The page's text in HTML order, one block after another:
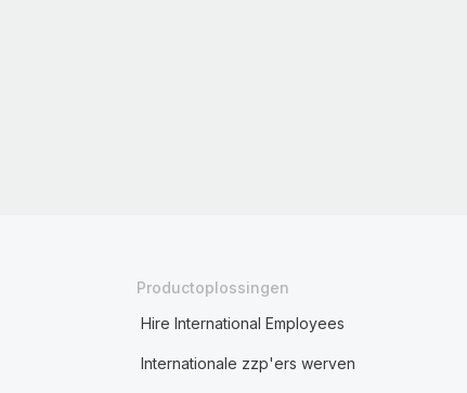
Productoplossingen
Hire International Employees
Internationale zzp'ers werven